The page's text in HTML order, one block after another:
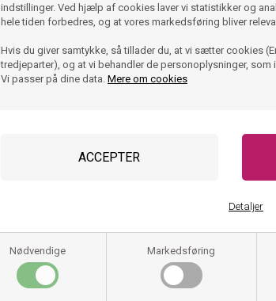
indstillinger. Ved hjælp af cookies laver vi statistikker og
hele tiden forbedres, og at vores markedsføring bliver
Hvis du giver samtykke, så tillader du, at vi sætter cookies
tredjeparter), og at vi behandler de personoplysninger,
Vi passer på dine data. Mere om cookies
Nødvendige Markedsføring
Detaljer